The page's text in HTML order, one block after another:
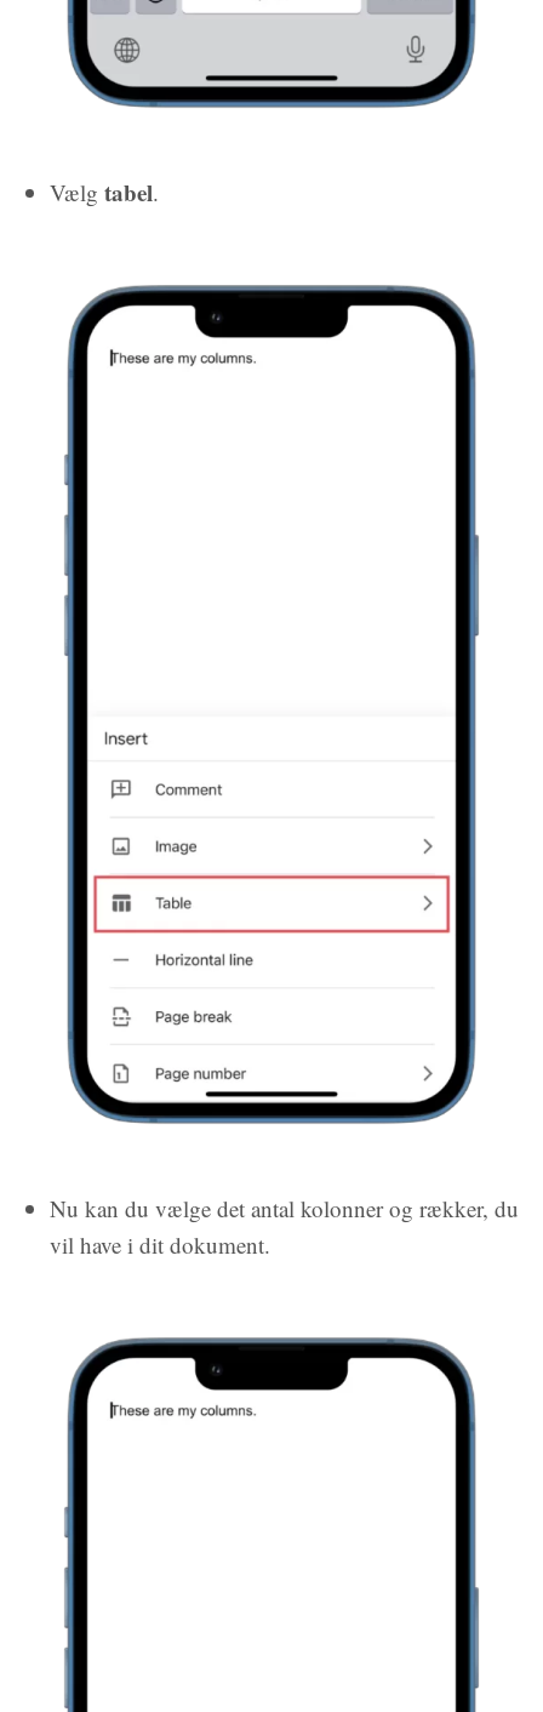
Vælg tabel.
Nu kan du vælge det antal kolonner og rækker, du
vil have i dit dokument.